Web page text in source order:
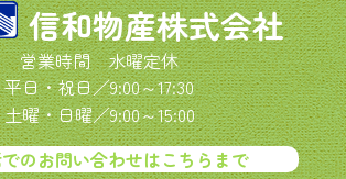
信和物産株式会社
営業時間 水曜定休
平日・祝日／9:00～17:30
土曜・日曜／9:00～15:00
のお問い合わせはこちらまで